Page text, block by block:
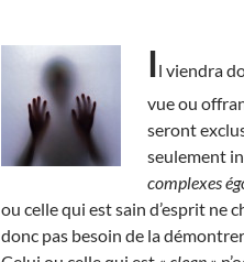
Il viendra
vue ou
seront
seulement
complexes
ou celle qui est sain d’esprit ne
donc pas besoin de la